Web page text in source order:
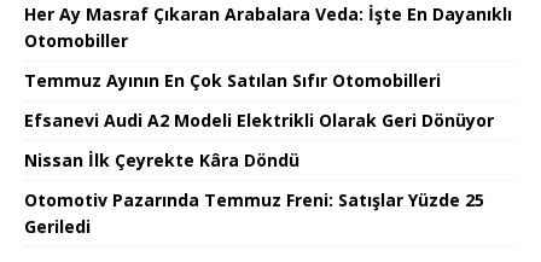
Her Ay Masraf Çıkaran Arabalara Veda: İşte En Dayanıklı
Otomobiller
Temmuz Ayının En Çok Satılan Sıfır Otomobilleri
Efsanevi Audi A2 Modeli Elektrikli Olarak Geri Dönüyor
Nissan İlk Çeyrekte Kâra Döndü
Otomotiv Pazarında Temmuz Freni: Satışlar Yüzde 25
Geriledi